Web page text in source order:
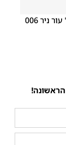
חגורת קלאצ' עור ניר 006